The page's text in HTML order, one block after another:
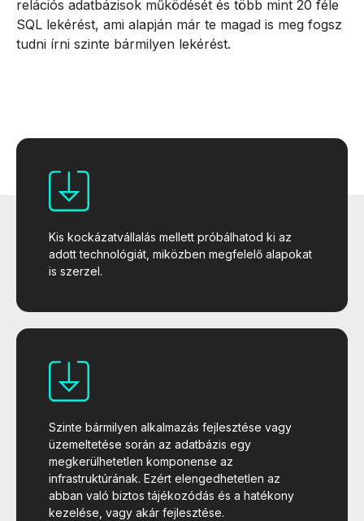
relációs adatbázisok működését és több mint 20 féle
SQL lekérést, ami alapján már te magad is meg fogsz
tudni írni szinte bármilyen lekérést.
Kis kockázatvállalás mellett próbálhatod ki az
adott technológiát, miközben megfelelő alapokat
is szerzel.
Szinte bármilyen alkalmazás fejlesztése vagy
üzemeltetése során az adatbázis egy
megkerülhetetlen komponense az
infrastruktúrának. Ezért elengedhetetlen az
abban való biztos tájékozódás és a hatékony
kezelése, vagy akár fejlesztése.